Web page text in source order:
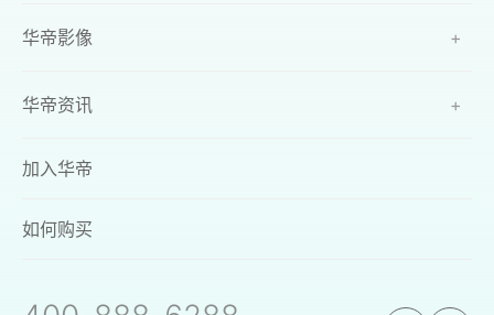
华帝影像 +
华帝资讯 +
加入华帝
如何购买